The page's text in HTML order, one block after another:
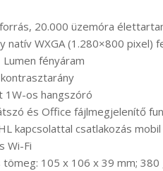
20.000 üzemóra
natív WXGA (1.280×800 pixel)
Lumen fényáram
kontrasztarány
1W-os hangszóró
és Office fájlmegjelenítő
kapcsolattal csatlakozás
Wi-Fi
tömeg: 105 x 106 x 39 mm; 380